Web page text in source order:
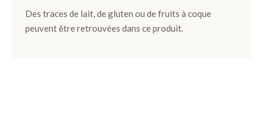
Des traces de lait, de gluten ou de fruits à coque
peuvent être retrouvées dans ce produit.